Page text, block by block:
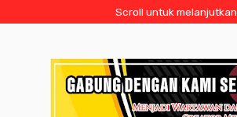
Scroll untuk melanjutkan